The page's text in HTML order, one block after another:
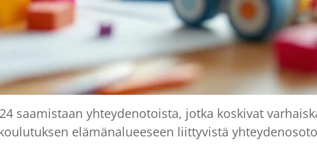
saamistaan yhteydenotoista, jotka koskivat
elämänalueeseen liittyvistä